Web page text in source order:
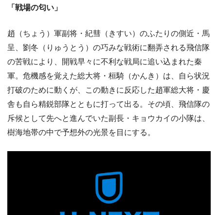
「戦場の匂い」
趙（ちょう）軍副将・紀彗（きすい）のふたりの側近・馬
呈、劉冬（りゅうとう）の巧みな戦術に翻弄される飛信隊
の苦戦により、開戦早々に不利な戦局に追い込まれた秦
軍。危機感を覚えた総大将・桓騎（かんき）は、自ら状況
打破のために動くが、この動きに反応した趙軍総大将・慶
舎も自ら精鋭部隊とともに打って出る。その頃、飛信隊の
斥候として先へと進んでいた副長・キョウカイの小隊は、
樹海地帯の中で予想外の光景を目にする。